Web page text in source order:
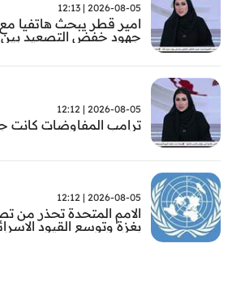
2026-08-05 | 12:13
جهود خفض التصعيد بين واشنطن وايران
2026-08-05 | 12:12
ترامب المفاوضات كانت
2026-08-05 | 12:12
الامم المتحدة تحذر من
بغزة وتوسع القيود